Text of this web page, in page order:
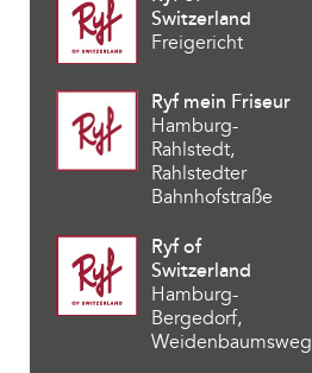
Switzerland
Freigericht
Ryf mein Friseur
Hamburg-
Rahlstedt,
Rahlstedter
Bahnhofstraße
Ryf of
Switzerland
Hamburg-
Bergedorf,
Weidenbaumsweg